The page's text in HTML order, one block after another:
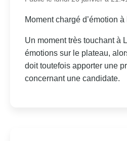
Moment chargé d’émotion
Un moment très touchant à
émotions sur le plateau,
doit toutefois apporter une
concernant une candidate.